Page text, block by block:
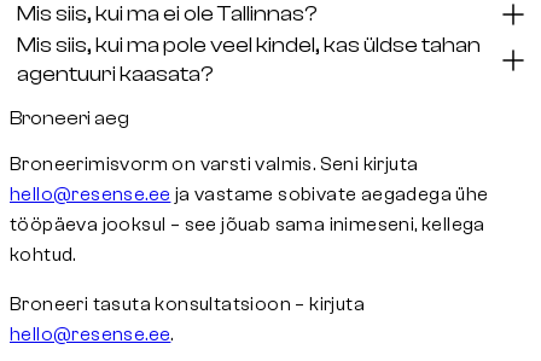
Mis siis, kui ma ei ole Tallinnas?
Mis siis, kui ma pole veel kindel, kas üldse tahan
agentuuri kaasata?
Broneeri aeg
Broneerimisvorm on varsti valmis. Seni kirjuta
hello@resense.ee ja vastame sobivate aegadega ühe
tööpäeva jooksul – see jõuab sama inimeseni, kellega
kohtud.
Broneeri tasuta konsultatsioon – kirjuta
hello@resense.ee.